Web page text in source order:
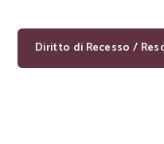
Diritto di Recesso /